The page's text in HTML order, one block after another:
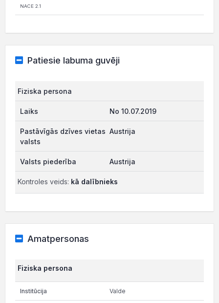
NACE 2.1
Patiesie labuma guvēji
Fiziska persona
No 10.07.2019
Austrija
Austrija
Kontroles veids: kā dalībnieks
Amatpersonas
Fiziska persona
Valde